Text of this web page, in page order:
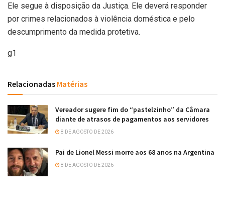
Ele segue à disposição da Justiça. Ele deverá responder
por crimes relacionados à violência doméstica e pelo
descumprimento da medida protetiva.
g1
Relacionadas Matérias
Vereador sugere fim do “pastelzinho” da Câmara
diante de atrasos de pagamentos aos servidores
8 DE AGOSTO DE 2026
Pai de Lionel Messi morre aos 68 anos na Argentina
8 DE AGOSTO DE 2026